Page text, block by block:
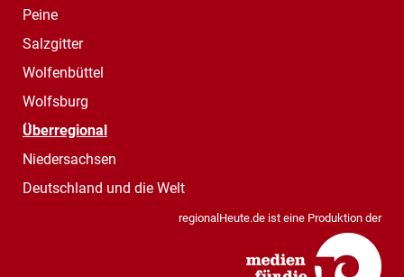
Peine
Salzgitter
Wolfenbüttel
Wolfsburg
Überregional
Niedersachsen
Deutschland und die Welt
regionalHeute.de ist eine Produktion der